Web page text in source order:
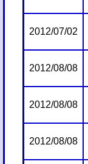
2012/07/02
2012/08/08
2012/08/08
2012/08/08